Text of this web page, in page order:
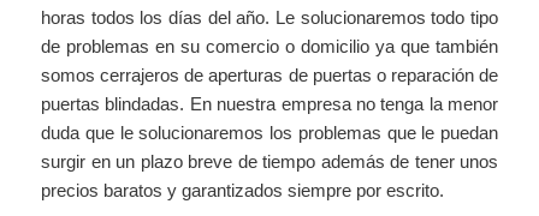
horas todos los días del año. Le solucionaremos todo tipo
de problemas en su comercio o domicilio ya que también
somos cerrajeros de aperturas de puertas o reparación de
puertas blindadas. En nuestra empresa no tenga la menor
duda que le solucionaremos los problemas que le puedan
surgir en un plazo breve de tiempo además de tener unos
precios baratos y garantizados siempre por escrito.